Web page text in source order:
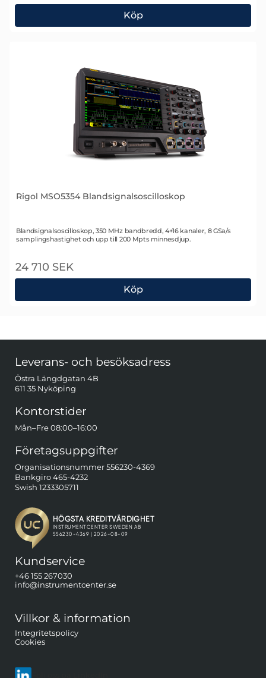
Köp
Rigol MSO5204 Blandsignalsoscilloskop
Rigol MSO5354 Blandsignalsoscilloskop
Art. nr 2236
Blandsignalsoscilloskop, 350 MHz bandbredd, 4+16 kanaler, 8 GSa/s
samplingshastighet och upp till 200 Mpts minnesdjup.
24 710 SEK
Köp
Rigol MSO5354 Blandsignalsoscilloskop
Leverans- och besöksadress
Östra Längdgatan 4B
611 35 Nyköping
Kontorstider
Mån–Fre 08:00–16:00
Företagsuppgifter
Organisationsnummer 556230-4369
Bankgiro 465-4232
Swish 1233305711
Kundservice
+46 155 267030
info@instrumentcenter.se
Villkor & information
Integritetspolicy
Cookies